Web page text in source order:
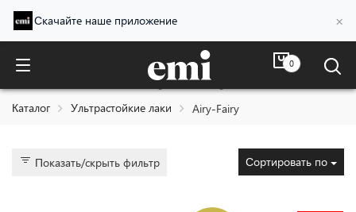
Скачайте наше приложение ×
0
Airy-Fairy
Каталог Ультрастойкие лаки Airy-Fairy
Показать/скрыть фильтр Сортировать по